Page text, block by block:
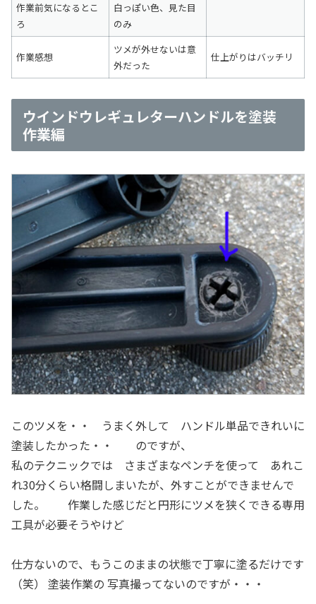
作業前気になるとこ
ろ
白っぽい色、見た目
のみ
作業感想
ツメが外せないは意
外だった
仕上がりはバッチリ
ウインドウレギュレターハンドルを塗装
作業編
このツメを・・ うまく外して ハンドル単品できれいに
塗装したかった・・ のですが、
私のテクニックでは さまざまなペンチを使って あれこ
れ30分くらい格闘しまいたが、外すことができませんで
した。 作業した感じだと円形にツメを狭くできる専用
工具が必要そうやけど
仕方ないので、もうこのままの状態で丁寧に塗るだけです
（笑） 塗装作業の 写真撮ってないのですが・・・